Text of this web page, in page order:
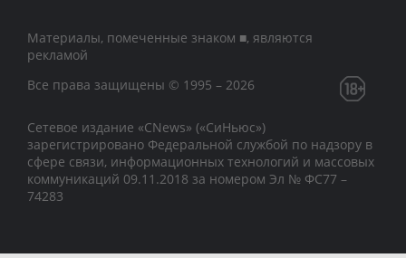
Материалы, помеченные знаком ■, являются
рекламой
Все права защищены © 1995 – 2026
Сетевое издание «CNews» («СиНьюс»)
зарегистрировано Федеральной службой по надзору в
сфере связи, информационных технологий и массовых
коммуникаций 09.11.2018 за номером Эл № ФС77 –
74283